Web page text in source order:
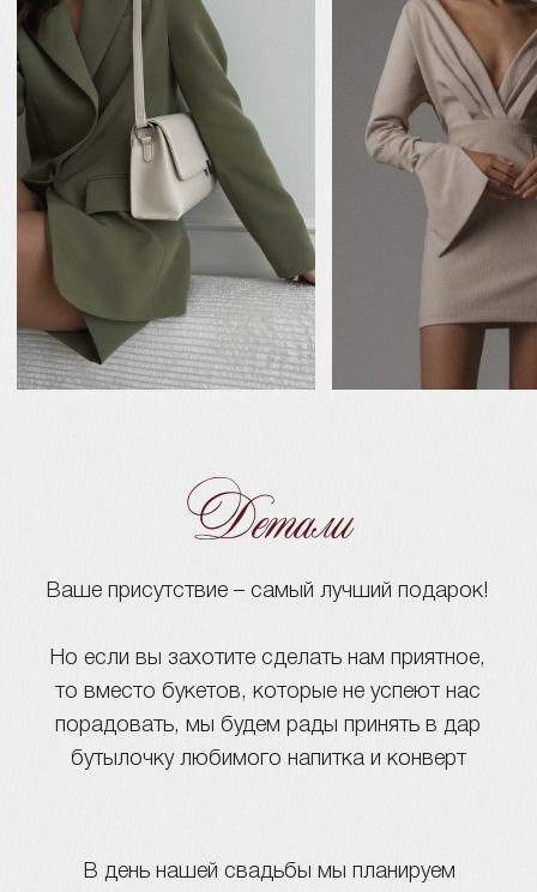
Ваше присутствие – лучший подарок!
Чтобы нам было проще спланировать
свадебный день, пожалуйста, заполните
анкету. Заранее благодарим вас!
Сможете ли вы присутствовать?
Нет, не смогу
Отправить
Анкета гостя